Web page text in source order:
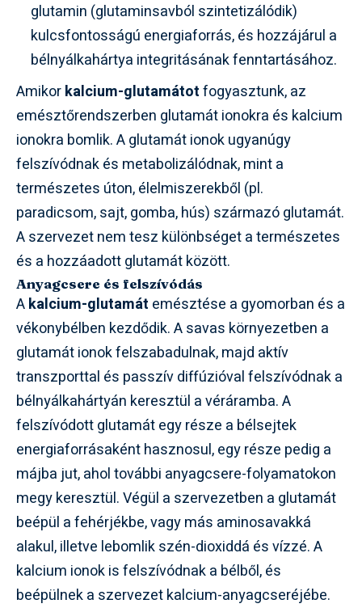
glutamin (glutaminsavból szintetizálódik)
kulcsfontosságú energiaforrás, és hozzájárul a
bélnyálkahártya integritásának fenntartásához.
Amikorkalcium-glutamátotfogyasztunk, az
emésztőrendszerben glutamát ionokra és kalcium
ionokra bomlik. A glutamát ionok ugyanúgy
felszívódnak és metabolizálódnak, mint a
természetes úton, élelmiszerekből (pl.
paradicsom, sajt, gomba, hús) származó glutamát.
A szervezet nem tesz különbséget a természetes
és a hozzáadott glutamát között.
Anyagcsere és felszívódás
Akalcium-glutamát emésztése a gyomorban és a
vékonybélben kezdődik. A savas környezetben a
glutamát ionok felszabadulnak, majd aktív
transzporttal és passzív diffúzióval felszívódnak a
bélnyálkahártyán keresztül a véráramba. A
felszívódott glutamát egy része a bélsejtek
energiaforrásaként hasznosul, egy része pedig a
májba jut, ahol további anyagcsere-folyamatokon
megy keresztül. Végül a szervezetben a glutamát
beépül a fehérjékbe, vagy más aminosavakká
alakul, illetve lebomlik szén-dioxiddá és vízzé. A
kalcium ionok is felszívódnak a bélből, és
beépülnek a szervezet kalcium-anyagcseréjébe.